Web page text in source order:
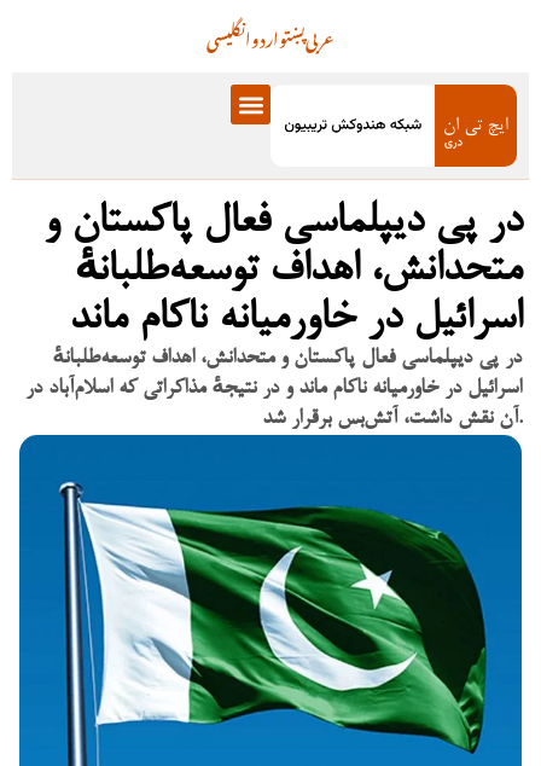
انگلیسیاردوپښتوعربی
در پی دیپلماسی فعال پاکستان و
متحدانش، اهداف توسعه‌طلبانهٔ
اسرائیل در خاورمیانه ناکام ماند
در پی دیپلماسی فعال پاکستان و متحدانش، اهداف توسعه‌طلبانهٔ
اسرائیل در خاورمیانه ناکام ماند و در نتیجهٔ مذاکراتی که اسلام‌آباد در
آن نقش داشت، آتش‌بس برقرار شد.